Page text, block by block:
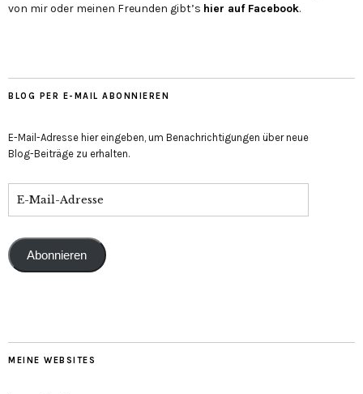
von mir oder meinen Freunden gibt’s hier auf Face­book.
BLOG PER E-MAIL ABONNIEREN
E-Mail-Adresse hier eingeben, um Benachrichtigungen über neue
Blog-Beiträge zu erhalten.
Abonnieren
MEINE WEBSITES